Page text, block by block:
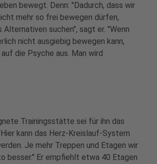
bewegt. Denn: "Dadurch, dass wir
mehr so frei bewegen dürfen,
Alternativen suchen", sagt er. "Wenn
nicht ausgiebig bewegen kann,
die Psyche aus. Man wird
Trainingsstätte sei für ihn das
kann das Herz-Kreislauf-System
Je mehr Treppen und Etagen wir
besser." Er empfiehlt etwa 40 Etagen